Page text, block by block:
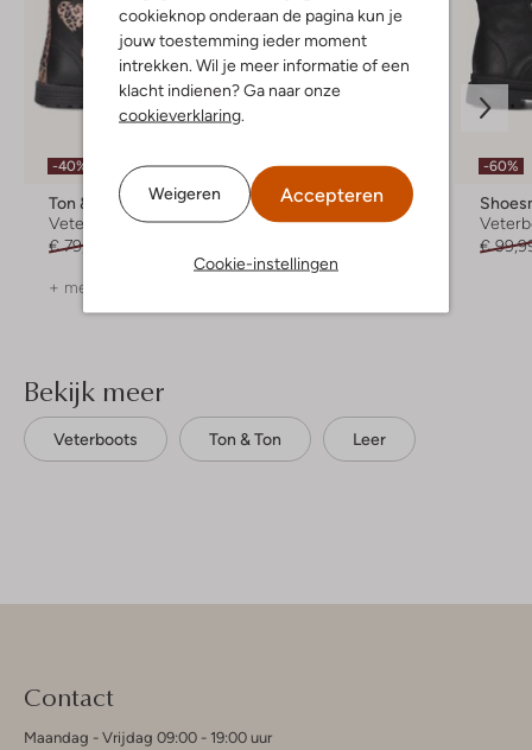
cookieknop onderaan de pagina kun je
jouw toestemming ieder moment
intrekken. Wil je meer informatie of een
klacht indienen? Ga naar onze
cookieverklaring
Weigeren Accepteren
Cookie-instellingen
-40%
Ton & Ton
Veterboots
€ 79,95
+ meer kleuren
-40%
Shoesme
Chelsea boots
-60%
€
Bekijk meer
Veterboots Ton & Ton Leer
Contact
Maandag - Vrijdag 09:00 - 19:00 uur